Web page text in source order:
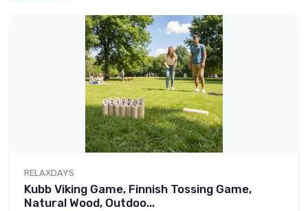
RELAXDAYS
Kubb Viking Game, Finnish Tossing Game,
Natural Wood, Outdoo...